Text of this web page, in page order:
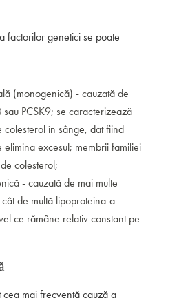
factorilor genetici se poate
(monogenică) - cauzată de
sau PCSK9; se caracterizează
în sânge, dat fiind
excesul; membrii familiei
colesterol;
- cauzată de mai multe
de multă lipoproteina-a
ce rămâne relativ constant pe
mai frecventă cauză a